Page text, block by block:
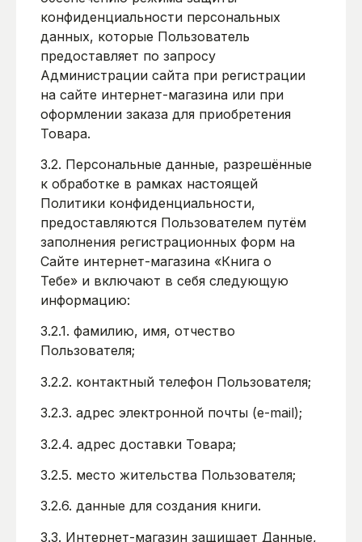
конфиденциальности персональных
данных, которые Пользователь
предоставляет по запросу
Администрации сайта при регистрации
на сайте интернет-магазина или при
оформлении заказа для приобретения
Товара.
3.2. Персональные данные, разрешённые
к обработке в рамках настоящей
Политики конфиденциальности,
предоставляются Пользователем путём
заполнения регистрационных форм на
Сайте интернет-магазина «Книга о
Тебе» и включают в себя следующую
информацию:
3.2.1. фамилию, имя, отчество
Пользователя;
3.2.2. контактный телефон Пользователя;
3.2.3. адрес электронной почты (e-mail);
3.2.4. адрес доставки Товара;
3.2.5. место жительства Пользователя;
3.2.6. данные для создания книги.
3.3. Интернет-магазин защищает Данные,